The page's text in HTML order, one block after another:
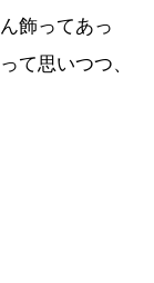
飾ってあっ
て思いつつ、